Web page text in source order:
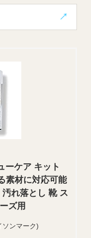
ーケア キット
素材に対応可能
れ落とし 靴 ス
ズ用
ソンマーク)